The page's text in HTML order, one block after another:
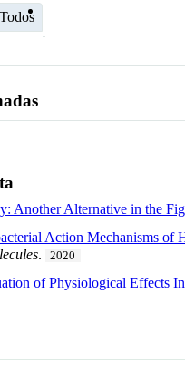
Another Alternative in the
Action Mechanisms of
. 2020
of Physiological Effects